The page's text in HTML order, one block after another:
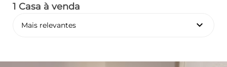
1 Casa à venda
Mais relevantes keyboard_arrow_down